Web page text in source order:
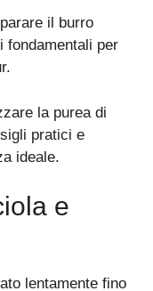
il burro
fondamentali per
la purea di
pratici e
ideale.
e
lentamente fino